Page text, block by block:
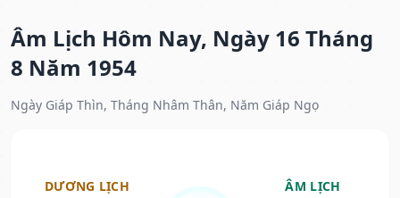
Âm Lịch Hôm Nay, Ngày 16 Tháng
8 Năm 1954
Ngày Giáp Thìn, Tháng Nhâm Thân, Năm Giáp Ngọ
DƯƠNG LỊCH ÂM LỊCH